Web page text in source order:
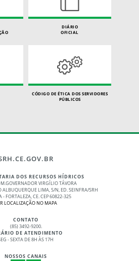
DIÁRIO
OFICIAL
CÓDIGO DE ÉTICA DOS SERVIDORES
PÚBLICOS
DOS RECURSOS HÍDRICOS
VIRGÍLIO TÁVORA
ALBUQUERQUE LIMA, S/N, ED. SEINFRA/SRH
- FORTALEZA, CE. CEP 60822-325
LOCALIZAÇÃO NO MAPA
CONTATO
(85) 3492-9200.
DE ATENDIMENTO
- SEXTA DE 8H ÀS 17H
NOSSOS CANAIS